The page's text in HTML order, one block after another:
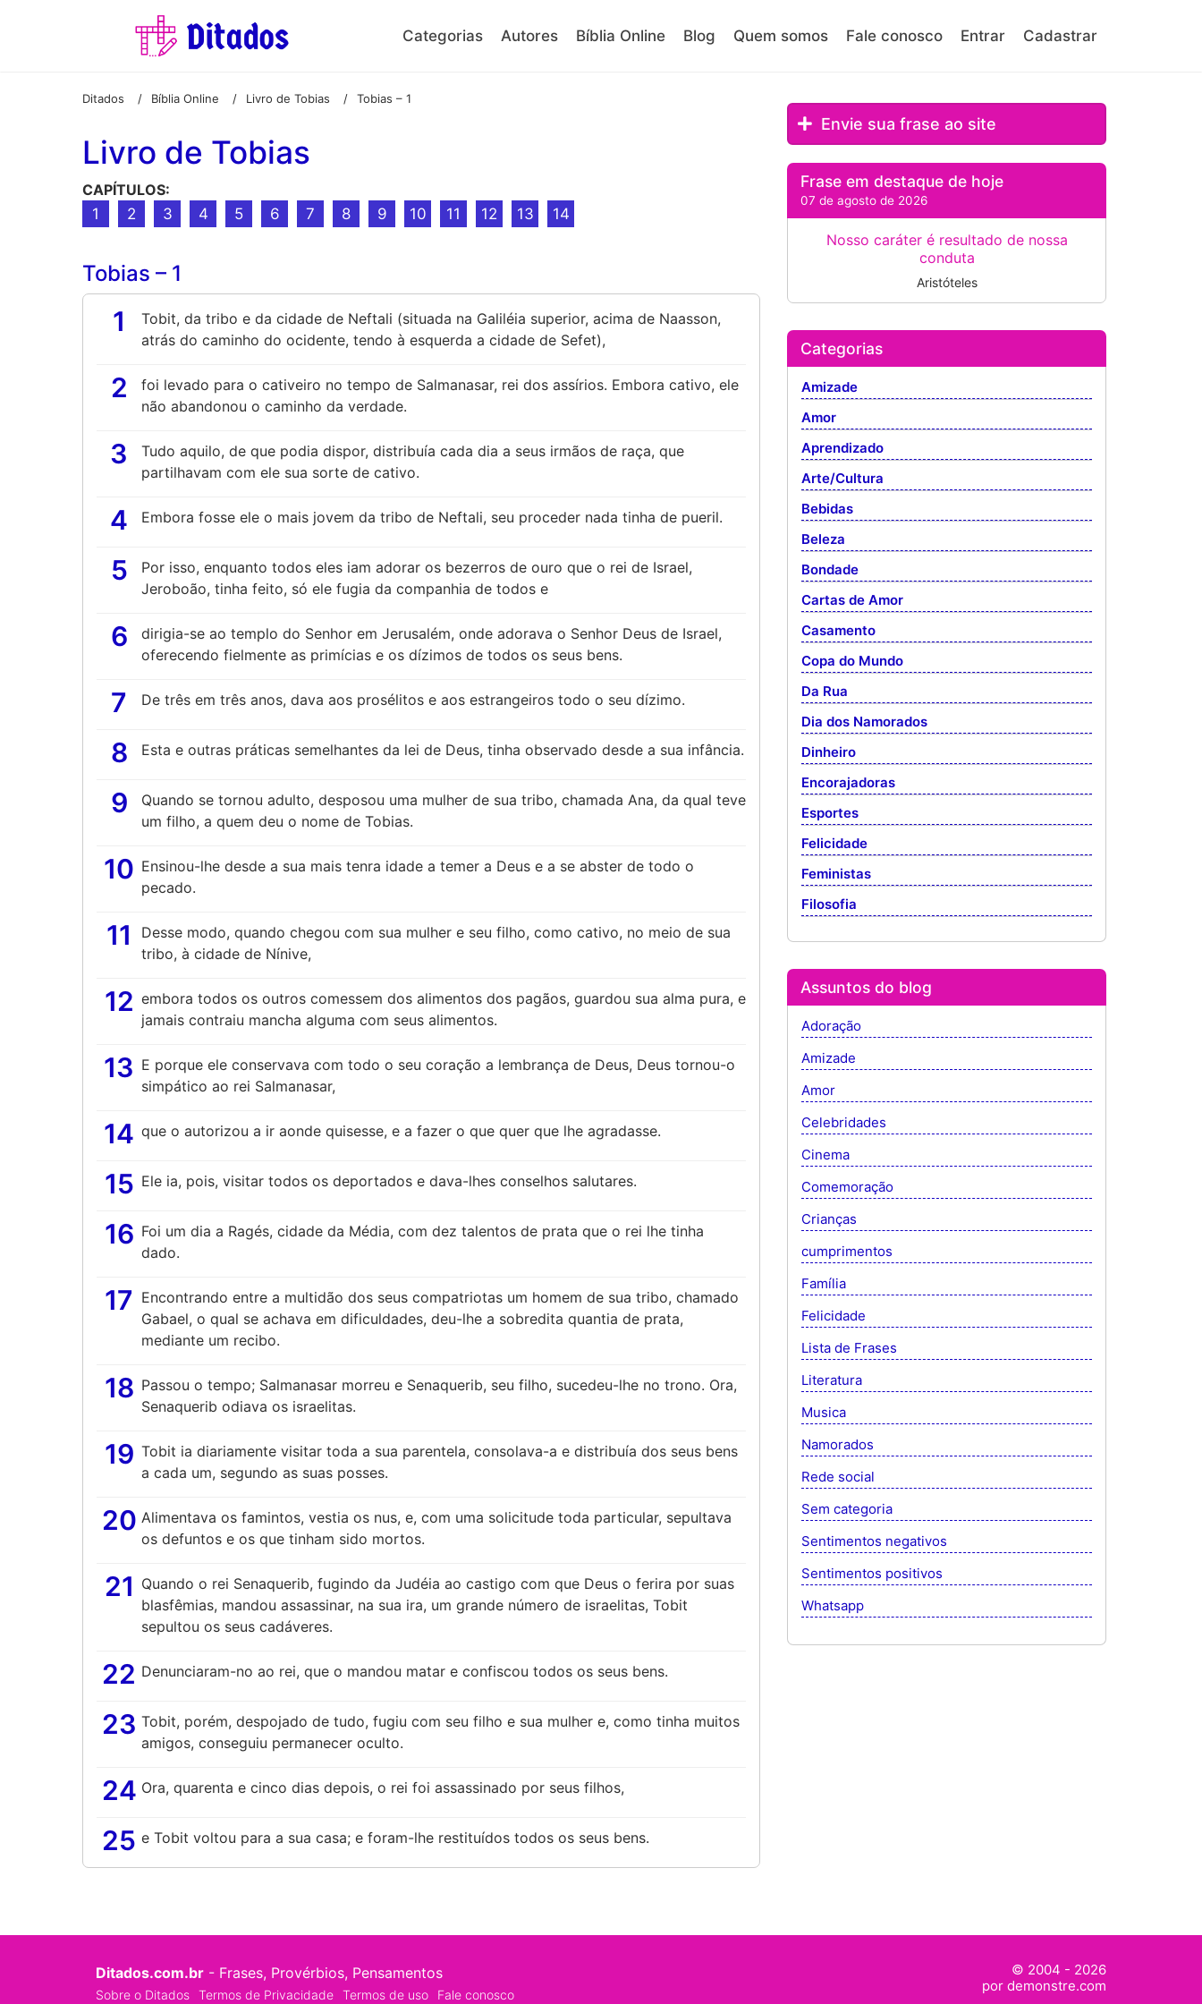
Categorias Autores Bíblia Online Blog Quem somos Fale conosco Entrar Cadastrar
Ditados / Bíblia Online / Livro de Tobias / Tobias – 1
Livro de Tobias
CAPÍTULOS:
1
2 3 4 5 6 7 8 9 10 11 12 13 14
Tobias – 1
1
Tobit, da tribo e da cidade de Neftali (situada na Galiléia superior, acima de Naasson,
atrás do caminho do ocidente, tendo à esquerda a cidade de Sefet),
2
foi levado para o cativeiro no tempo de Salmanasar, rei dos assírios. Embora cativo, ele
não abandonou o caminho da verdade.
3
Tudo aquilo, de que podia dispor, distribuía cada dia a seus irmãos de raça, que
partilhavam com ele sua sorte de cativo.
4 Embora fosse ele o mais jovem da tribo de Neftali, seu proceder nada tinha de pueril.
5
Por isso, enquanto todos eles iam adorar os bezerros de ouro que o rei de Israel,
Jeroboão, tinha feito, só ele fugia da companhia de todos e
6
dirigia-se ao templo do Senhor em Jerusalém, onde adorava o Senhor Deus de Israel,
oferecendo fielmente as primícias e os dízimos de todos os seus bens.
7 De três em três anos, dava aos prosélitos e aos estrangeiros todo o seu dízimo.
8 Esta e outras práticas semelhantes da lei de Deus, tinha observado desde a sua infância.
9
Quando se tornou adulto, desposou uma mulher de sua tribo, chamada Ana, da qual teve
um filho, a quem deu o nome de Tobias.
10 Ensinou-lhe desde a sua mais tenra idade a temer a Deus e a se abster de todo o
pecado.
11
Desse modo, quando chegou com sua mulher e seu filho, como cativo, no meio de sua
tribo, à cidade de Nínive,
12 embora todos os outros comessem dos alimentos dos pagãos, guardou sua alma pura, e
jamais contraiu mancha alguma com seus alimentos.
13 E porque ele conservava com todo o seu coração a lembrança de Deus, Deus tornou-o
simpático ao rei Salmanasar,
14 que o autorizou a ir aonde quisesse, e a fazer o que quer que lhe agradasse.
15 Ele ia, pois, visitar todos os deportados e dava-lhes conselhos salutares.
16 Foi um dia a Ragés, cidade da Média, com dez talentos de prata que o rei lhe tinha
dado.
17 Encontrando entre a multidão dos seus compatriotas um homem de sua tribo, chamado
Gabael, o qual se achava em dificuldades, deu-lhe a sobredita quantia de prata,
mediante um recibo.
18 Passou o tempo; Salmanasar morreu e Senaquerib, seu filho, sucedeu-lhe no trono. Ora,
Senaquerib odiava os israelitas.
19 Tobit ia diariamente visitar toda a sua parentela, consolava-a e distribuía dos seus bens
a cada um, segundo as suas posses.
20 Alimentava os famintos, vestia os nus, e, com uma solicitude toda particular, sepultava
os defuntos e os que tinham sido mortos.
21 Quando o rei Senaquerib, fugindo da Judéia ao castigo com que Deus o ferira por suas
blasfêmias, mandou assassinar, na sua ira, um grande número de israelitas, Tobit
sepultou os seus cadáveres.
22 Denunciaram-no ao rei, que o mandou matar e confiscou todos os seus bens.
23 Tobit, porém, despojado de tudo, fugiu com seu filho e sua mulher e, como tinha muitos
amigos, conseguiu permanecer oculto.
24 Ora, quarenta e cinco dias depois, o rei foi assassinado por seus filhos,
25 e Tobit voltou para a sua casa; e foram-lhe restituídos todos os seus bens.
Envie sua frase ao site
Frase em destaque de hoje
07 de agosto de 2026
Nosso caráter é resultado de nossa
conduta
Aristóteles
Categorias
Amizade
Amor
Aprendizado
Arte/Cultura
Bebidas
Beleza
Bondade
Cartas de Amor
Casamento
Copa do Mundo
Da Rua
Dia dos Namorados
Dinheiro
Encorajadoras
Esportes
Felicidade
Feministas
Filosofia
Assuntos do blog
Adoração
Amizade
Amor
Celebridades
Cinema
Comemoração
Crianças
cumprimentos
Família
Felicidade
Lista de Frases
Literatura
Musica
Namorados
Rede social
Sem categoria
Sentimentos negativos
Sentimentos positivos
Whatsapp
Ditados.com.br - Frases, Provérbios, Pensamentos
Sobre o Ditados Termos de Privacidade Termos de uso Fale conosco
© 2004 - 2026
por demonstre.com